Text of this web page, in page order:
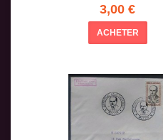
OB OZO
3,00 €
ACHETER